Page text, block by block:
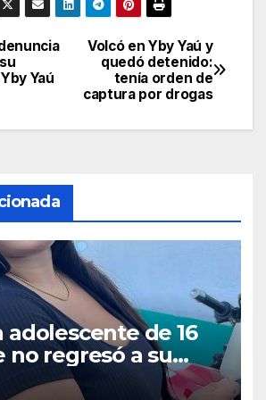
Volcó en Yby Yaú y
quedó detenido:
tenía orden de
captura por drogas
Yaú
adolescente de 16
no regresó a su
Yaú